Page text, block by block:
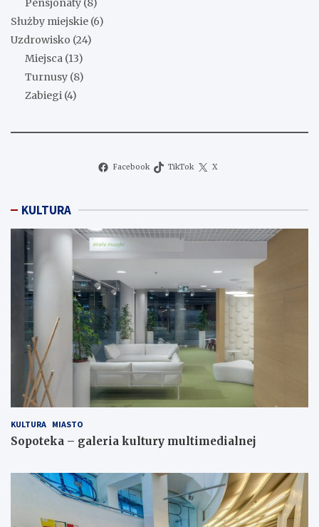
Pensjonaty (8)
Służby miejskie (6)
Uzdrowisko (24)
Miejsca (13)
Turnusy (8)
Zabiegi (4)
Facebook TikTok X
KULTURA
KULTURA MIASTO
Sopoteka – galeria kultury multimedialnej